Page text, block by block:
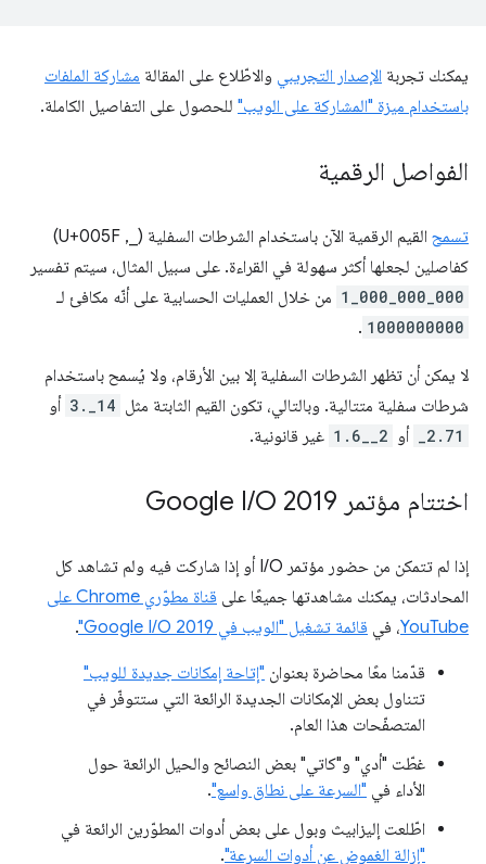
يمكنك تجربة الإصدار التجريبي والاطّلاع على المقالة مشاركة الملفات
باستخدام ميزة "المشاركة على الويب" للحصول على التفاصيل الكاملة.
الفواصل الرقمية
تسمح
القيم الرقمية الآن باستخدام الشرطات السفلية (_, U+005F)
كفاصلين لجعلها أكثر سهولة في القراءة. على سبيل المثال، سيتم تفسير
1_000_000_000 من خلال العمليات الحسابية على أنّه مكافئ لـ
1000000000
.
لا يمكن أن تظهر الشرطات السفلية إلا بين الأرقام، ولا يُسمح باستخدام
شرطات سفلية متتالية. وبالتالي، تكون القيم الثابتة مثل 3._14 أو
_2.71 أو 1.6__2 غير قانونية.
اختتام مؤتمر Google I /O 2019
إذا لم تتمكن من حضور مؤتمر I/O أو إذا شاركت فيه ولم تشاهد كل
المحادثات، يمكنك مشاهدتها جميعًا على
قناة مطوّري Chrome على
YouTube، في قائمة تشغيل "الويب في Google I/O 2019" .
قدّمنا معًا محاضرة بعنوان "إتاحة إمكانات جديدة للويب"
تتناول بعض الإمكانات الجديدة الرائعة التي ستتوفّر في
المتصفّحات هذا العام.
غطّت "أدي" و"كاتي" بعض النصائح والحيل الرائعة حول
الأداء في "السرعة على نطاق واسع".
اطّلعت إليزابيث وبول على بعض أدوات المطوّرين الرائعة في
"إزالة الغموض عن أدوات السرعة".